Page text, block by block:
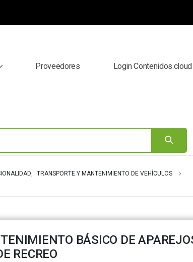
Proveedores Login Contenidos.cloud
,
TRANSPORTE Y MANTENIMIENTO DE VEHÍCULOS
BÁSICO DE
RECREO